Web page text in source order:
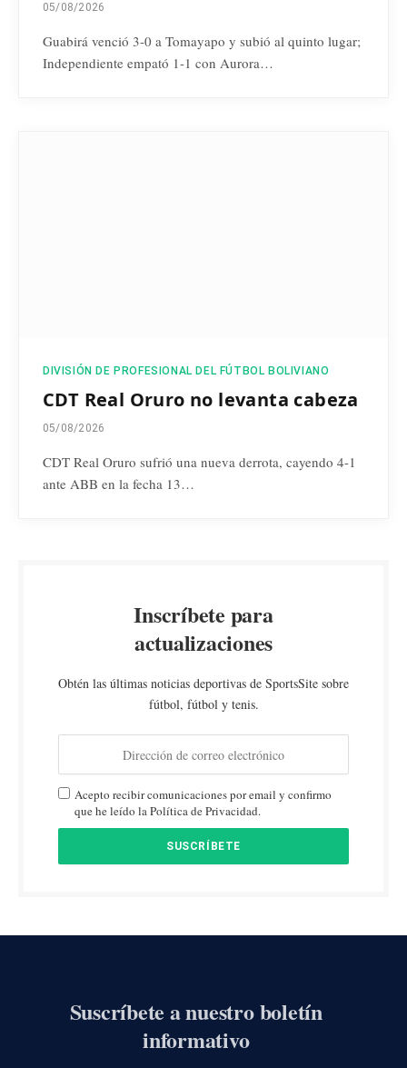
05/08/2026
Guabirá venció 3-0 a Tomayapo y subió al quinto lugar;
Independiente empató 1-1 con Aurora…
DIVISIÓN DE PROFESIONAL DEL FÚTBOL BOLIVIANO
CDT Real Oruro no levanta cabeza
05/08/2026
CDT Real Oruro sufrió una nueva derrota, cayendo 4-1
ante ABB en la fecha 13…
Inscríbete para
actualizaciones
Obtén las últimas noticias deportivas de SportsSite sobre
fútbol, fútbol y tenis.
Acepto recibir comunicaciones por email y confirmo
que he leído la Política de Privacidad.
Suscríbete a nuestro boletín
informativo